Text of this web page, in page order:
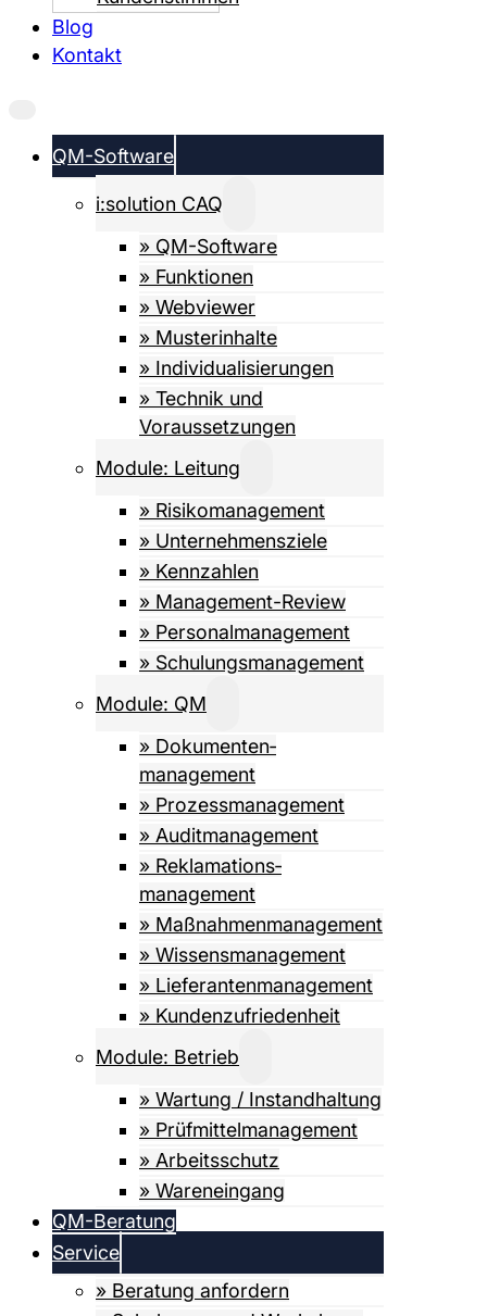
Blog
Kontakt
QM-Software
i:solution CAQ
» QM-Software
» Funktionen
» Webviewer
» Musterinhalte
» Individualisierungen
» Technik und
Voraussetzungen
Module: Leitung
» Risiko­management
» Unternehmensziele
» Kennzahlen
» Management-Review
» Personalmanagement
» Schulungsmanagement
Module: QM
» Dokumenten­­
management
» Prozess­management
» Auditmanagement
» Reklamations­
management
» Maßnahmen­management
» Wissens­management
» Lieferanten­­­management
» Kundenzufriedenheit
Module: Betrieb
» Wartung / Instandhaltung
» Prüfmittel­­management
» Arbeitsschutz
» Wareneingang
QM-Beratung
Service
» Beratung anfordern